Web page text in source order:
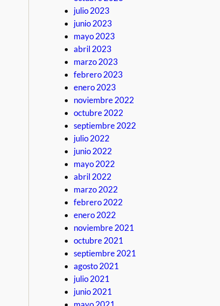
julio 2023
junio 2023
mayo 2023
abril 2023
marzo 2023
febrero 2023
enero 2023
noviembre 2022
octubre 2022
septiembre 2022
julio 2022
junio 2022
mayo 2022
abril 2022
marzo 2022
febrero 2022
enero 2022
noviembre 2021
octubre 2021
septiembre 2021
agosto 2021
julio 2021
junio 2021